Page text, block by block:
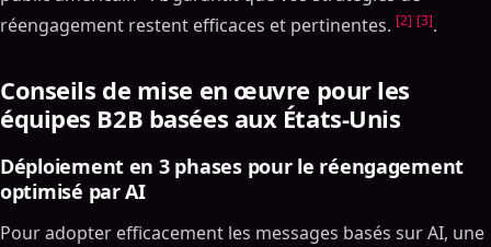
réengagement restent efficaces et pertinentes. [2] [3].
Conseils de mise en œuvre pour les
équipes B2B basées aux États-Unis
Déploiement en 3 phases pour le réengagement
optimisé par AI
Pour adopter efficacement les messages basés sur AI, une